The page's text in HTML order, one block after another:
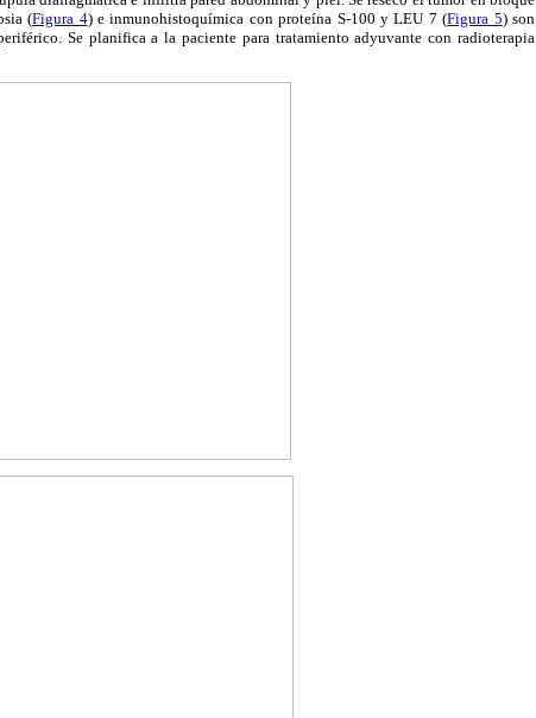
(Figura 4) e inmunohistoquímica con proteína S-100 y LEU 7 (Figura 5) son
Se planifica a la paciente para tratamiento adyuvante con radioterapia